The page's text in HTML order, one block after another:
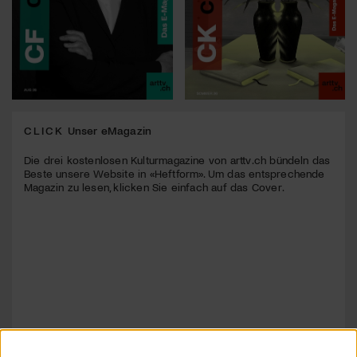
CLICK Unser eMagazin
Die drei kostenlosen Kulturmagazine von arttv.ch bündeln das
Beste unsere Website in «Heftform». Um das entsprechende
Magazin zu lesen, klicken Sie einfach auf das Cover.